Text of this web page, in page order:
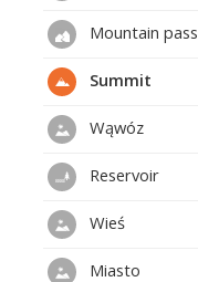
Mountain pass
Summit
Wąwóz
Reservoir
Wieś
Miasto